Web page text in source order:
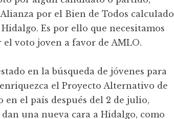
por el Bien de Todos calculado
Hidalgo. Es por ello que necesitamos
voto joven a favor de AMLO.
en la búsqueda de jóvenes para
el Proyecto Alternativo de
el país después del 2 de julio,
una nueva cara a Hidalgo, como